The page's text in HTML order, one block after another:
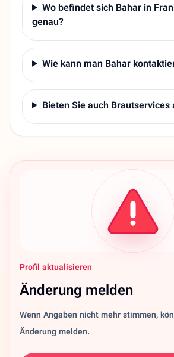
Wo befindet sich Bahar in
genau?
Wie kann man Bahar
Bieten Sie auch Brautservices
Profil aktualisieren
Änderung melden
Wenn Angaben nicht mehr stimmen,
Änderung melden.